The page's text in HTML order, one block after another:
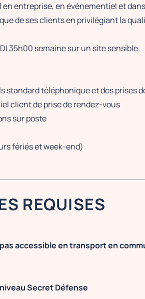
entreprise, en événementiel et
de ses clients en privilégiant la
35h00 semaine sur un site sensible.
standard téléphonique et des prises
client de prise de rendez-vous
sur poste
fériés et week-end)
REQUISES
accessible en transport en
Secret Défense